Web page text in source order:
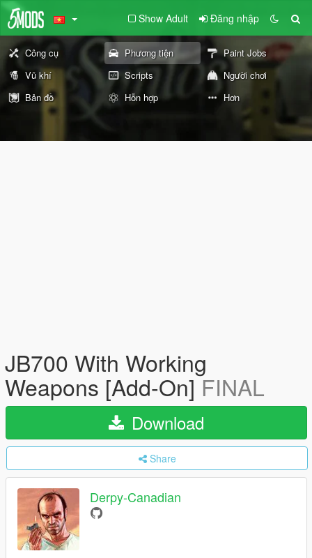
Show Adult Đăng nhập
Công cụ Phương tiện
Paint Jobs
Vũ khí
Scripts
Người chơi
Bản đồ
Hỗn hợp Hơn
JB700 With Working
Weapons [Add-On]FINAL
Download
Share
Derpy-Canadian